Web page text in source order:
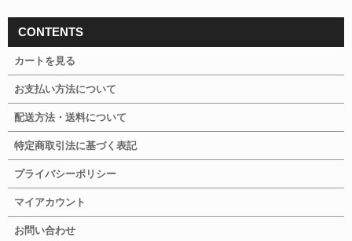
CONTENTS
カートを見る
お支払い方法について
配送方法・送料について
特定商取引法に基づく表記
プライバシーポリシー
マイアカウント
お問い合わせ